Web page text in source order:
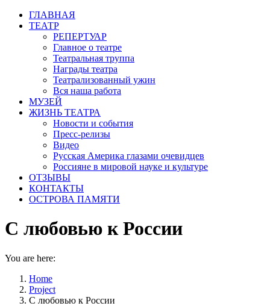
ГЛАВНАЯ
ТЕАТР
РЕПЕРТУАР
Главное о театре
Театральная труппа
Награды театра
Театрализованный ужин
Вся наша работа
МУЗЕЙ
ЖИЗНЬ ТЕАТРА
Новости и события
Пресс-релизы
Видео
Русская Америка глазами очевидцев
Россияне в мировой науке и культуре
ОТЗЫВЫ
КОНТАКТЫ
ОСТРОВА ПАМЯТИ
С любовью к России
You are here:
Home
Project
С любовью к России